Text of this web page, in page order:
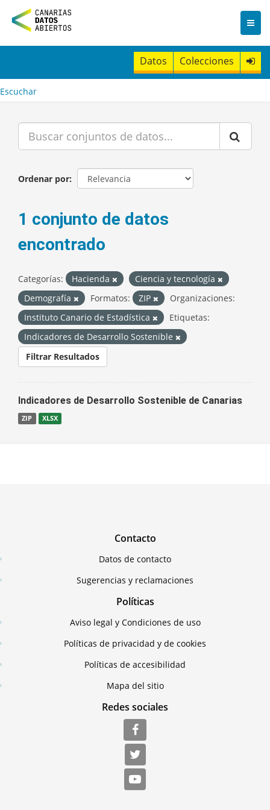
n
t
Datos Colecciones
Escuchar
Ordenar por
1 conjunto de datos
encontrado
Categorías: Hacienda
Ciencia y tecnología
Demografía
Formatos: ZIP
Organizaciones:
Instituto Canario de Estadística
Etiquetas:
Indicadores de Desarrollo Sostenible
Filtrar Resultados
Indicadores de Desarrollo Sostenible de Canarias
ZIP XLSX
Contacto
Datos de contacto
Sugerencias y reclamaciones
Políticas
Aviso legal y Condiciones de uso
Políticas de privacidad y de cookies
Políticas de accesibilidad
Mapa del sitio
Redes sociales